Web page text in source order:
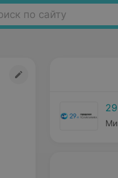
по сайту